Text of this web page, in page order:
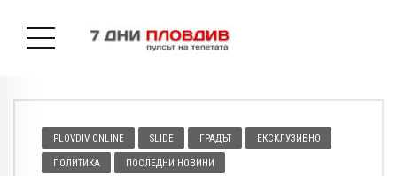
PLOVDIV ONLINE SLIDE ГРАДЪТ ЕКСКЛУЗИВНО
ПОЛИТИКА ПОСЛЕДНИ НОВИНИ